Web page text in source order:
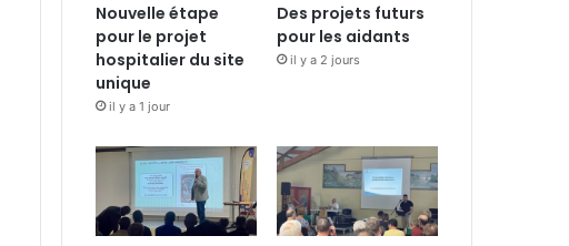
Nouvelle étape
pour le projet
hospitalier du site
unique
il y a 1 jour
Des projets futurs
pour les aidants
il y a 2 jours